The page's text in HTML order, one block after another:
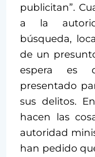
publicitan”.
a la
búsqueda,
de un
espera es
presentado
sus delitos.
hacen las
autoridad
han pedido